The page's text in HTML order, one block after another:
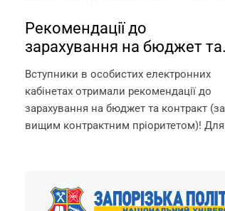
Рекомендації до
зарахування на бюджет та
Вступники в особистих електронних
кабінетах отримали рекомендації до
зарахування на бюджет та контракт (за
вищим контрактним пріоритетом)! Для
вибір місце...